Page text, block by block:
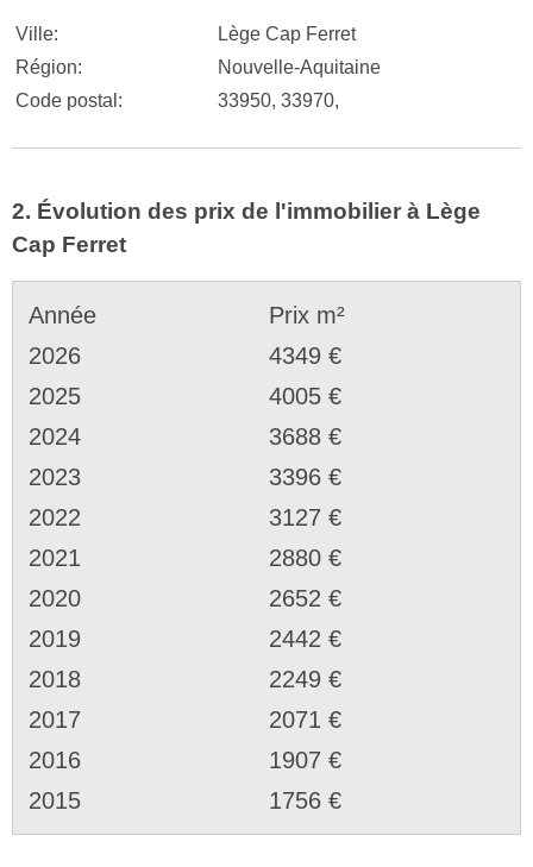
Ville:
Lège Cap Ferret
Région:
Nouvelle-Aquitaine
Code postal:
33950, 33970,
2. Évolution des prix de l'immobilier à Lège
Cap Ferret
Année
Prix m²
2026
4349 €
2025
4005 €
2024
3688 €
2023
3396 €
2022
3127 €
2021
2880 €
2020
2652 €
2019
2442 €
2018
2249 €
2017
2071 €
2016
1907 €
2015
1756 €